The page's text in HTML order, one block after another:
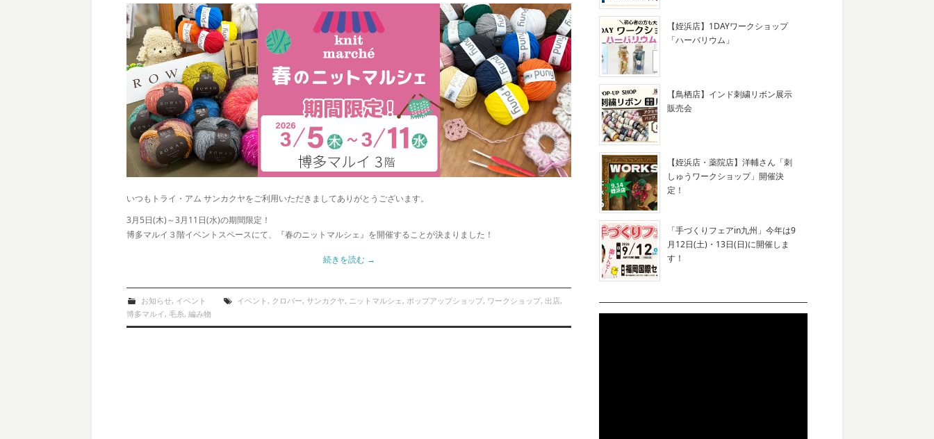
いつもトライ・アム サンカクヤをご利用いただきましてありがとうございます。
3月5日(木)～3月11日(水)の期間限定！
博多マルイ３階イベントスペースにて、『春のニットマルシェ』を開催することが決まりました！
続きを読む →
お知らせ, イベント イベント , クロバー, サンカクヤ, ニットマルシェ , ポップアップショップ, ワークショップ, 出店,
博多マルイ , 毛糸, 編み物
【姪浜店】1DAYワークショップ
「ハーバリウム」
【鳥栖店】インド刺繍リボン展示
販売会
【姪浜店・薬院店】洋輔さん「刺
しゅうワークショップ」開催決
定！
「手づくりフェアin九州」今年は9
月12日(土)・13日(日)に開催しま
す！